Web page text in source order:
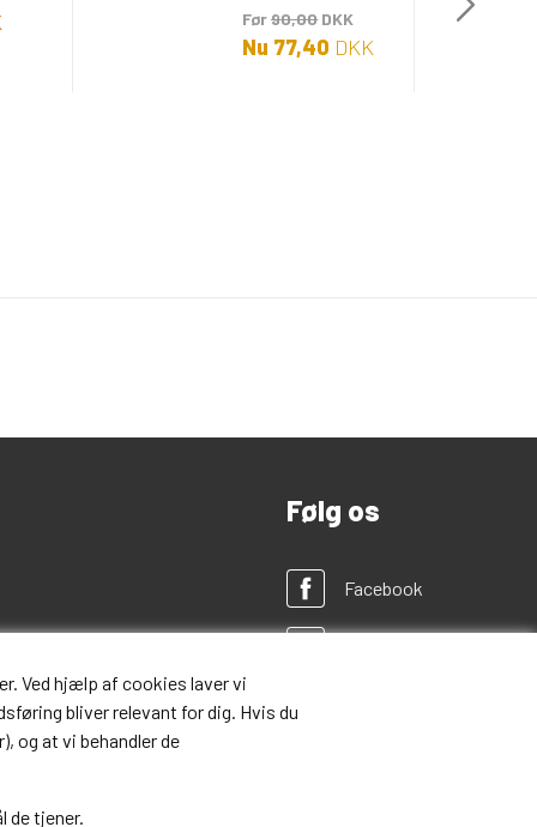
Ved hjælp af cookies laver vi
bliver relevant for dig. Hvis du
og at vi behandler de
de tjener.
Før90,00DKK
Nu 77,40 DKK
Følg os
Facebook